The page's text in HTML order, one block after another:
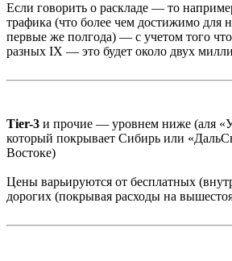
Если говорить о раскладе — то
трафика (что более чем достижимо для
первые же полгода) — с учетом того
разных IX — это будет около двух
Tier-3 и прочие — уровнем ниже (аля
который покрывает Cибирь или
Востоке)
Цены варьируются от бесплатных
дорогих (покрывая расходы на